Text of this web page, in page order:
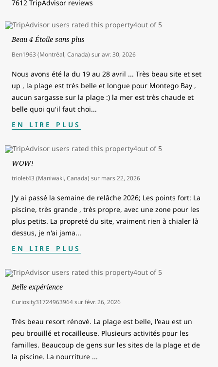
7612 TripAdvisor reviews
Beau 4 Étoile sans plus
Ben1963 (Montréal, Canada) suravr. 30, 2026
Nous avons été la du 19 au 28 avril ... Très beau site et set
up , la plage est très belle et longue pour Montego Bay ,
aucun sargasse sur la plage :) la mer est très chaude et
belle quoi qu'il faut choi...
EN LIRE PLUS
WOW!
triolet43 (Maniwaki, Canada) sur mars 22, 2026
J'y ai passé la semaine de relâche 2026; Les points fort: La
piscine, très grande , très propre, avec une zone pour les
plus petits. La propreté du site, vraiment rien à chialer là
dessus, je n'ai jama...
EN LIRE PLUS
Belle expérience
Curiosity31724963964surfévr. 26, 2026
Très beau resort rénové. La plage est belle, l'eau est un
peu brouillé et rocailleuse. Plusieurs activités pour les
familles. Beaucoup de gens sur les sites de la plage et de
la piscine. La nourriture ...